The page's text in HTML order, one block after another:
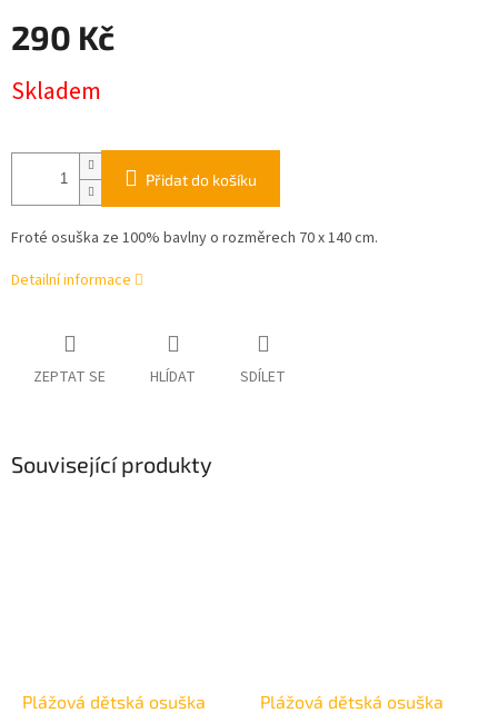
290 Kč
cena:
Skladem
Přidat do košíku
Froté osuška ze 100% bavlny o rozměrech 70 x 140 cm.
Detailní informace
ZEPTAT SE HLÍDAT SDÍLET
Související produkty
Plážová dětská osuška
Plážová dětská osuška